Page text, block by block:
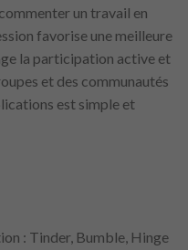
un travail en
favorise une meilleure
la participation active et
et des communautés
est simple et
: Tinder, Bumble, Hinge